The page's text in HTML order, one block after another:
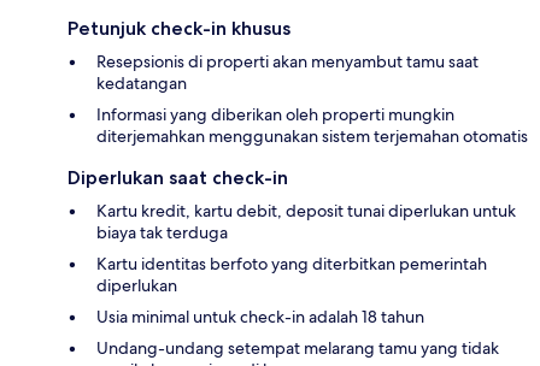
Petunjuk check-in khusus
Resepsionis di properti akan menyambut tamu saat
kedatangan
Informasi yang diberikan oleh properti mungkin
diterjemahkan menggunakan sistem terjemahan otomatis
Diperlukan saat check-in
Kartu kredit, kartu debit, deposit tunai diperlukan untuk
biaya tak terduga
Kartu identitas berfoto yang diterbitkan pemerintah
diperlukan
Usia minimal untuk check-in adalah 18 tahun
Undang-undang setempat melarang tamu yang tidak